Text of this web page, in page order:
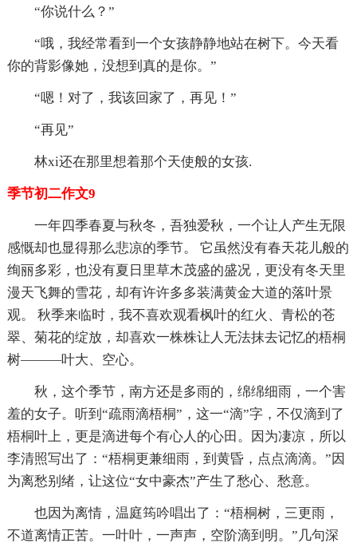
“你说什么？”
“哦，我经常看到一个女孩静静地站在树下。今天看
你的背影像她，没想到真的是你。”
“嗯！对了，我该回家了，再见！”
“再见”
林xi还在那里想着那个天使般的女孩.
季节初二作文9
一年四季春夏与秋冬，吾独爱秋，一个让人产生无限
感慨却也显得那么悲凉的季节。 它虽然没有春天花儿般的
绚丽多彩，也没有夏日里草木茂盛的盛况，更没有冬天里
漫天飞舞的雪花，却有许许多多装满黄金大道的落叶景
观。 秋季来临时，我不喜欢观看枫叶的红火、青松的苍
翠、菊花的绽放，却喜欢一株株让人无法抹去记忆的梧桐
树———叶大、空心。
秋，这个季节，南方还是多雨的，绵绵细雨，一个害
羞的女子。听到“疏雨滴梧桐”，这一“滴”字，不仅滴到了
梧桐叶上，更是滴进每个有心人的心田。因为凄凉，所以
李清照写出了：“梧桐更兼细雨，到黄昏，点点滴滴。”因
为离愁别绪，让这位“女中豪杰”产生了愁心、愁意。
也因为离情，温庭筠吟唱出了：“梧桐树，三更雨，
不道离情正苦。一叶叶，一声声，空阶滴到明。”几句深